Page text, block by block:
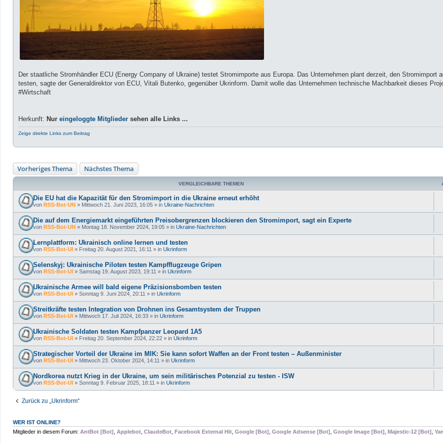
Der staatliche Stromhändler ECU (Energy Company of Ukraine) testet Stromimporte aus Europa. Das Unternehmen plant derzeit, den Stromimport
testen, sagte der Generaldirektor von ECU, Vitali Butenko, gegenüber Ukrinform. Damit wolle das Unternehmen technische Machbarkeit dieses
#Wirtschaft
Herkunft: Nur eingeloggte Mitglieder sehen alle Links ...
Zeige direkte Links zum Beitrag
Vorheriges Thema Nächstes Thema
VERGLEICHBARE THEMEN
Die EU hat die Kapazität für den Stromimport in die Ukraine erneut erhöht
von RSS-Bot-UN » Mittwoch 21. Juni 2023, 16:05 » in Ukraine-Nachrichten
Die auf dem Energiemarkt eingeführten Preisobergrenzen blockieren den Stromimport, sagt ein Experte
von RSS-Bot-UN » Montag 18. November 2024, 19:05 » in Ukraine-Nachrichten
Lernplattform: Ukrainisch online lernen und testen
von RSS-Bot-UI » Freitag 20. August 2021, 16:11 » in Ukrinform
Selenskyj: Ukrainische Piloten testen Kampfflugzeuge Gripen
von RSS-Bot-UI » Samstag 19. August 2023, 19:11 » in Ukrinform
Ukrainische Armee will bald eigene Präzisionsbomben testen
von RSS-Bot-UI » Sonntag 9. Juni 2024, 20:11 » in Ukrinform
Streitkräfte testen Integration von Drohnen ins Gesamtsystem der Truppen
von RSS-Bot-UI » Mittwoch 17. Juli 2024, 16:33 » in Ukrinform
Ukrainische Soldaten testen Kampfpanzer Leopard 1A5
von RSS-Bot-UI » Freitag 20. September 2024, 22:22 » in Ukrinform
Strategischer Vorteil der Ukraine im MIK: Sie kann sofort Waffen an der Front testen – Außenminister
von RSS-Bot-UI » Mittwoch 23. Oktober 2024, 14:11 » in Ukrinform
Nordkorea nutzt Krieg in der Ukraine, um sein militärisches Potenzial zu testen - ISW
von RSS-Bot-UI » Sonntag 9. Februar 2025, 18:11 » in Ukrinform
Zurück zu „Ukrinform“
WER IST ONLINE?
Mitglieder in diesem Forum: AntBot [Bot] Applebot ClaudeBot Facebook External Hit Google [Bot] Google Adsense [Bot] Google Image [Bot] Majestic-12 [Bot]